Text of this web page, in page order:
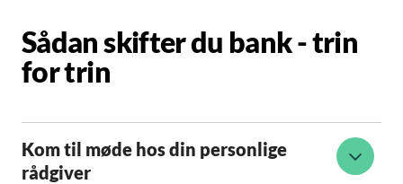
Sådan skifter du bank - trin
for trin
Kom til møde hos din personlige
rådgiver